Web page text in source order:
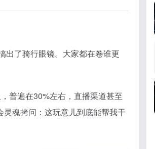
出了骑行眼镜。大家都在卷谁更
普遍在30%左右，直播渠道甚至
魂拷问：这玩意儿到底能帮我干